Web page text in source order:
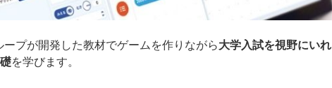
プが開発した教材でゲームを作りながら大学入試を視野にいれ
を学びます。